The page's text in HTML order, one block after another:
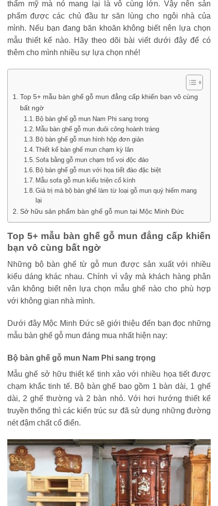
thẩm mỹ mà nó mang lại là vô cùng lớn. Vậy nên sản
phẩm được các chủ đầu tư săn lùng cho ngôi nhà của
mình. Nếu bạn đang băn khoăn không biết nên lựa chọn
mẫu thiết kế nào. Hãy theo dõi bài viết dưới đây để có
thêm cho mình nhiều sự lựa chọn nhé!
Top 5+ mẫu bàn ghế gỗ mun đẳng cấp khiến bạn vô cùng
bất ngờ
Bộ bàn ghế gỗ mun Nam Phi sang trọng
Mẫu bàn ghế gỗ mun đuôi công hoành tráng
Bộ bàn ghế gỗ mun hình hộp đơn giản
Thiết kế bàn ghế mun chạm kỳ lân
Sofa bằng gỗ mun chạm trổ voi độc đáo
Bộ bàn ghế gỗ mun với họa tiết đào đặc biệt
Mẫu sofa gỗ mun kiểu triện cổ kính
Giá trị mà bộ bàn ghế làm từ loại gỗ mun quý hiếm mang
lại
Sở hữu sản phẩm bàn ghế gỗ mun tại Mộc Minh Đức
Top 5+ mẫu bàn ghế gỗ mun đẳng cấp khiến
bạn vô cùng bất ngờ
Những bộ bàn ghế từ gỗ mun được sản xuất với nhiều
kiểu dáng khác nhau. Chính vì vậy mà khách hàng phân
vân không biết nên lựa chọn mẫu ghế nào cho phù hợp
với không gian nhà mình.
Dưới đây Mộc Minh Đức sẽ giới thiệu đến bạn đọc những
mẫu bàn ghế gỗ mun đáng mua nhất hiện nay:
Bộ bàn ghế gỗ mun Nam Phi sang trọng
Mẫu ghế sở hữu thiết kế tinh xảo với nhiều họa tiết được
chạm khắc tinh tế. Bộ bàn ghế bao gồm 1 bàn dài, 1 ghế
dài, 2 ghế thường và 2 bàn nhỏ. Với hơi hướng thiết kế
truyền thống thì các kiến trúc sư đã sử dụng những đường
nét đậm chất cổ điển.